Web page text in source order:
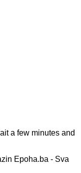
a few minutes and
Epoha.ba - Sva